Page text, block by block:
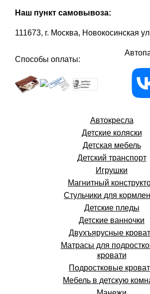
Наш пункт самовывоза:
111673, г. Москва, Новокосинская
Способы оплаты:
Автокресла
Детские коляски
Детская мебель
Детский транспорт
Игрушки
Магнитный
Стульчики для
Детские пледы
Детские ванночки
Двухъярусные
Матрасы для
кровати
Подростковые
Мебель в детскую